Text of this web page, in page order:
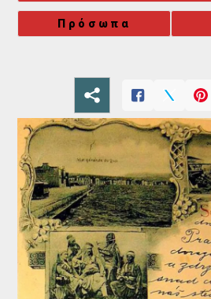
Πρόσωπα